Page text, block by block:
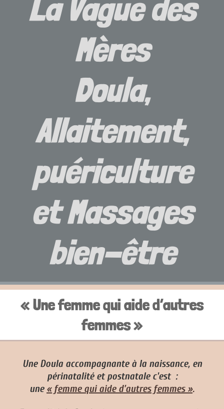
La Vague des
Mères
Doula,
Allaitement,
puériculture
et Massages
bien-être
« Une femme qui aide d’autres
femmes »
Une Doula accompagnante à la naissance, en
périnatalité et postnatale c'est :
une « femme qui aide d’autres femmes ».